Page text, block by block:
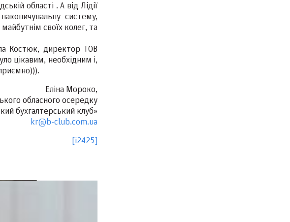
області . А від Лідії
систему,
своїх колег, та
Костюк, директор ТОВ
цікавим, необхідним і,
Еліна Мороко,
обласного осередку
бухгалтерський клуб»
kr@b-club.com.ua
[i2425]